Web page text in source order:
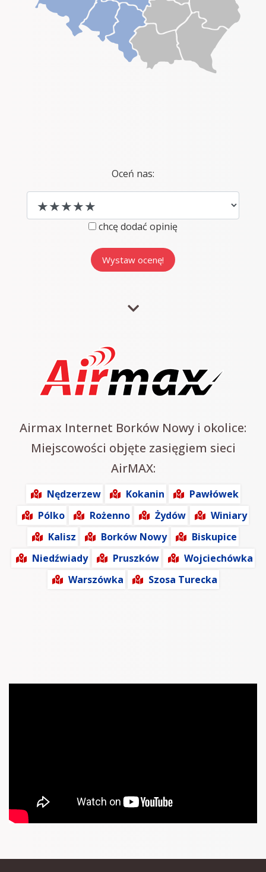
Oceń nas:
chcę dodać opinię
Airmax Internet Borków Nowy i okolice:
Miejscowości objęte zasięgiem sieci
AirMAX:
Nędzerzew Kokanin
Pawłówek
Pólko
Rożenno Żydów
Winiary
Kalisz
Borków Nowy
Biskupice
Niedźwiady
Pruszków
Wojciechówka
Warszówka
Szosa Turecka